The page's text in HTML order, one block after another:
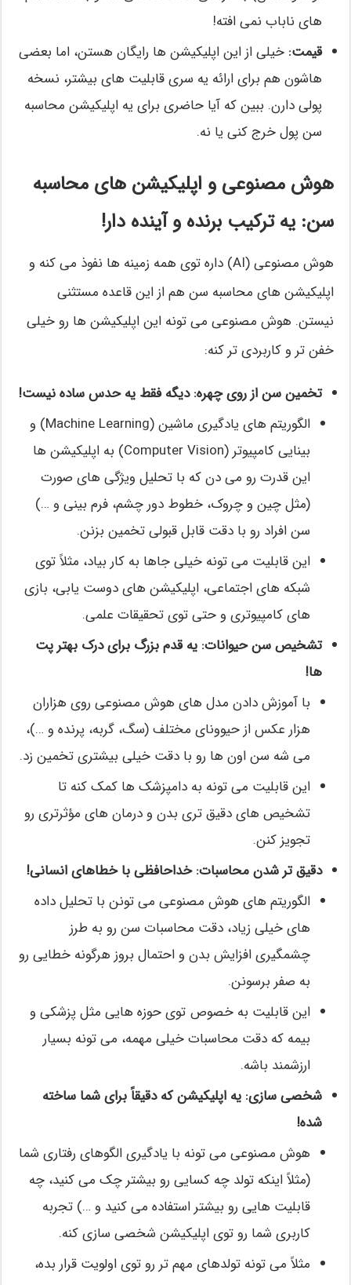
های ناباب نمی افته!
قیمت: خیلی از این اپلیکیشن ها رایگان هستن، اما بعضی
هاشون هم برای ارائه یه سری قابلیت های بیشتر، نسخه
پولی دارن. ببین که آیا حاضری برای یه اپلیکیشن محاسبه
سن پول خرج کنی یا نه.
هوش مصنوعی و اپلیکیشن های محاسبه
سن: یه ترکیب برنده و آینده دار!
هوش مصنوعی (AI) داره توی همه زمینه ها نفوذ می کنه و
اپلیکیشن های محاسبه سن هم از این قاعده مستثنی
نیستن. هوش مصنوعی می تونه این اپلیکیشن ها رو خیلی
خفن تر و کاربردی تر کنه:
تخمین سن از روی چهره: دیگه فقط یه حدس ساده نیست!
الگوریتم های یادگیری ماشین (Machine Learning) و
بینایی کامپیوتر (Computer Vision) به اپلیکیشن ها
این قدرت رو می دن که با تحلیل ویژگی های صورت
(مثل چین و چروک، خطوط دور چشم، فرم بینی و …)
سن افراد رو با دقت قابل قبولی تخمین بزنن.
این قابلیت می تونه خیلی جاها به کار بیاد، مثلاً توی
شبکه های اجتماعی، اپلیکیشن های دوست یابی، بازی
های کامپیوتری و حتی توی تحقیقات علمی.
تشخیص سن حیوانات: یه قدم بزرگ برای درک بهتر پت
ها!
با آموزش دادن مدل های هوش مصنوعی روی هزاران
هزار عکس از حیوونای مختلف (سگ، گربه، پرنده و …)،
می شه سن اون ها رو با دقت خیلی بیشتری تخمین زد.
این قابلیت می تونه به دامپزشک ها کمک کنه تا
تشخیص های دقیق تری بدن و درمان های مؤثرتری رو
تجویز کنن.
دقیق تر شدن محاسبات: خداحافظی با خطاهای انسانی!
الگوریتم های هوش مصنوعی می تونن با تحلیل داده
های خیلی زیاد، دقت محاسبات سن رو به طرز
چشمگیری افزایش بدن و احتمال بروز هرگونه خطایی رو
به صفر برسونن.
این قابلیت به خصوص توی حوزه هایی مثل پزشکی و
بیمه که دقت محاسبات خیلی مهمه، می تونه بسیار
ارزشمند باشه.
شخصی سازی: یه اپلیکیشن که دقیقاً برای شما ساخته
شده!
هوش مصنوعی می تونه با یادگیری الگوهای رفتاری شما
(مثلاً اینکه تولد چه کسایی رو بیشتر چک می کنید، چه
قابلیت هایی رو بیشتر استفاده می کنید و …) تجربه
کاربری شما رو توی اپلیکیشن شخصی سازی کنه.
مثلاً می تونه تولدهای مهم تر رو توی اولویت قرار بده،